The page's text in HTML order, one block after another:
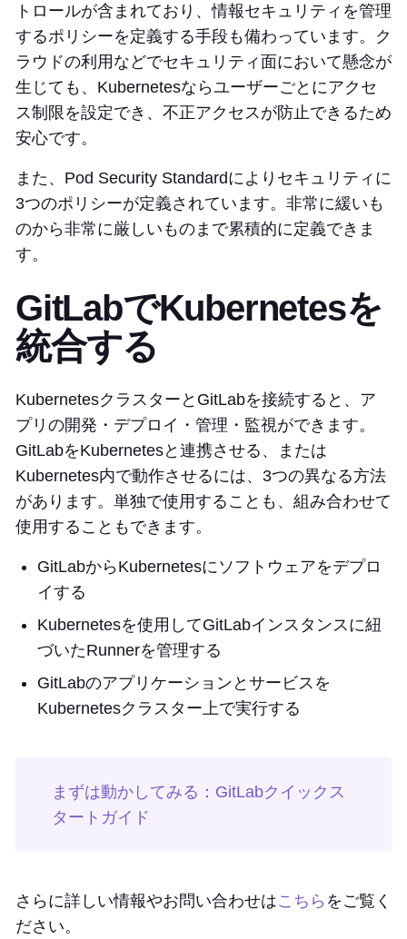
トロールが含まれており、情報セキュリティを管理
するポリシーを定義する手段も備わっています。ク
ラウドの利用などでセキュリティ面において懸念が
生じても、Kubernetesならユーザーごとにアクセ
ス制限を設定でき、不正アクセスが防止できるため
安心です。
また、Pod Security Standardによりセキュリティに
3つのポリシーが定義されています。非常に緩いも
のから非常に厳しいものまで累積的に定義できま
す。
GitLabでKubernetesを
統合する
KubernetesクラスターとGitLabを接続すると、ア
プリの開発・デプロイ・管理・監視ができます。
GitLabをKubernetesと連携させる、または
Kubernetes内で動作させるには、3つの異なる方法
があります。単独で使用することも、組み合わせて
使用することもできます。
GitLabからKubernetesにソフトウェアをデプロ
イする
Kubernetesを使用してGitLabインスタンスに紐
づいたRunnerを管理する
GitLabのアプリケーションとサービスを
Kubernetesクラスター上で実行する
まずは動かしてみる：GitLabクイックス
タートガイド
さらに詳しい情報やお問い合わせはこちら をご覧く
ださい。